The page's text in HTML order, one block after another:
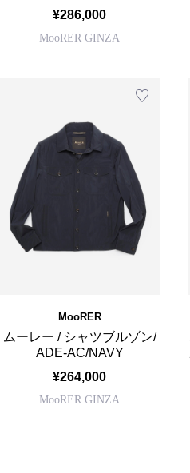
¥286,000
MooRER GINZA
MooRER
ムーレー / シャツブルゾン/
ADE-AC/NAVY
¥264,000
MooRER GINZA